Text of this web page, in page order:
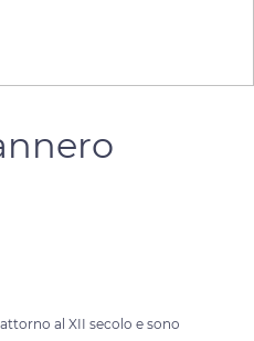
al XII secolo e sono